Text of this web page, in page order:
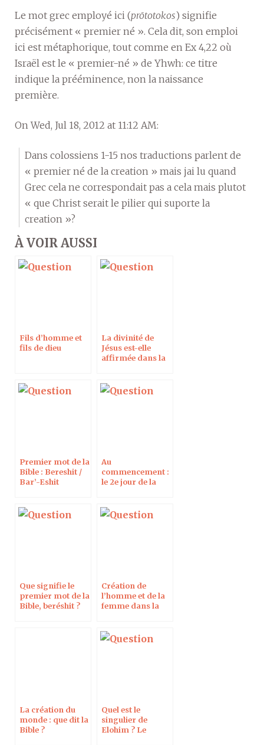
Le mot grec employé ici (prōtotokos) signifie
précisément « premier né ». Cela dit, son emploi
ici est métaphorique, tout comme en Ex 4,22 où
Israël est le « premier-né » de Yhwh: ce titre
indique la prééminence, non la naissance
première.
On Wed, Jul 18, 2012 at 11:12 AM:
Dans colossiens 1-15 nos traductions parlent de
« premier né de la creation » mais jai lu quand
Grec cela ne correspondait pas a cela mais plutot
« que Christ serait le pilier qui suporte la
creation »?
À VOIR AUSSI
Fils d’homme et
fils de dieu
La divinité de
Jésus est-elle
affirmée dans la
Premier mot de la
Bible : Bereshit /
Bar’-Eshit
Au
commencement :
le 2e jour de la
Que signifie le
premier mot de la
Bible, beréshit ?
Création de
l’homme et de la
femme dans la
La création du
monde : que dit la
Bible ?
Quel est le
singulier de
Elohim ? Le